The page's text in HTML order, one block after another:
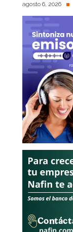
agosto 6, 2026